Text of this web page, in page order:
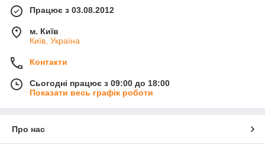
Працює з 03.08.2012
м. Київ
Київ, Україна
Контакти
Сьогодні працює з 09:00 до 18:00
Показати весь графік роботи
Про нас